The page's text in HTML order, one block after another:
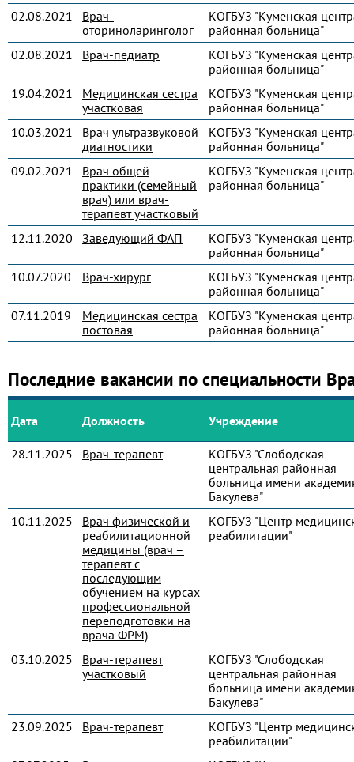
02.08.2021
Врач-
оториноларинголог
КОГБУЗ "Куменская
районная больница"
02.08.2021
Врач-педиатр
КОГБУЗ "Куменская
районная больница"
19.04.2021
Медицинская сестра
участковая
КОГБУЗ "Куменская
районная больница"
10.03.2021
Врач ультразвуковой
диагностики
КОГБУЗ "Куменская
районная больница"
09.02.2021
Врач общей
практики (семейный
врач) или врач-
терапевт участковый
КОГБУЗ "Куменская
районная больница"
12.11.2020 Заведующий ФАП
КОГБУЗ "Куменская
районная больница"
10.07.2020
Врач-хирург
КОГБУЗ "Куменская
районная больница"
07.11.2019
Медицинская сестра
постовая
КОГБУЗ "Куменская
районная больница"
Последние вакансии по специальности
Дата Должность Учреждение
28.11.2025 Врач-терапевт
КОГБУЗ "Слободская
центральная районная
больница имени
Бакулева"
10.11.2025
Врач физической и
реабилитационной
медицины (врач –
терапевт с
последующим
обучением на курсах
профессиональной
переподготовки на
врача ФРМ)
КОГБУЗ "Центр
реабилитации"
03.10.2025
Врач-терапевт
участковый
КОГБУЗ "Слободская
центральная районная
больница имени
Бакулева"
23.09.2025
Врач-терапевт
КОГБУЗ "Центр
реабилитации"